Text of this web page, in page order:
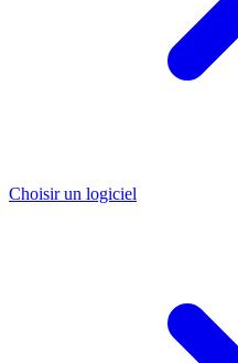
Choisir un logiciel